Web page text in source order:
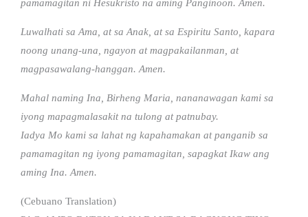
pamamagitan ni Hesukristo na aming Panginoon. Amen.
Luwalhati sa Ama, at sa Anak, at sa Espiritu Santo, kapara
noong unang-una, ngayon at magpakailanman, at
magpasawalang-hanggan. Amen.
Mahal naming Ina, Birheng Maria, nananawagan kami sa
iyong mapagmalasakit na tulong at patnubay.
Iadya Mo kami sa lahat ng kapahamakan at panganib sa
pamamagitan ng iyong pamamagitan, sapagkat Ikaw ang
aming Ina. Amen.
(Cebuano Translation)